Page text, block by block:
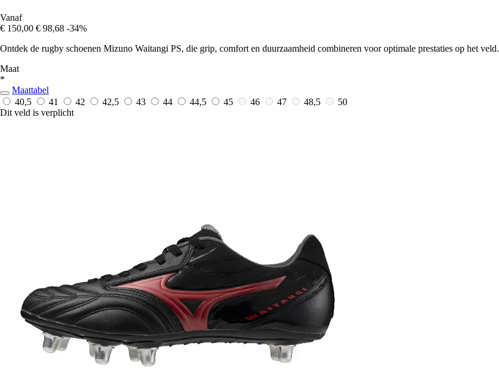
Vanaf
€ 150,00 € 98,68 -34%
Ontdek de rugby schoenen Mizuno Waitangi PS, die grip, comfort en duurzaamheid combineren voor optimale prestaties op het veld.
Maat
*
Maattabel
40,5
41 42 42,5 43 44 44,5 45 46 47 48,5
50
Dit veld is verplicht